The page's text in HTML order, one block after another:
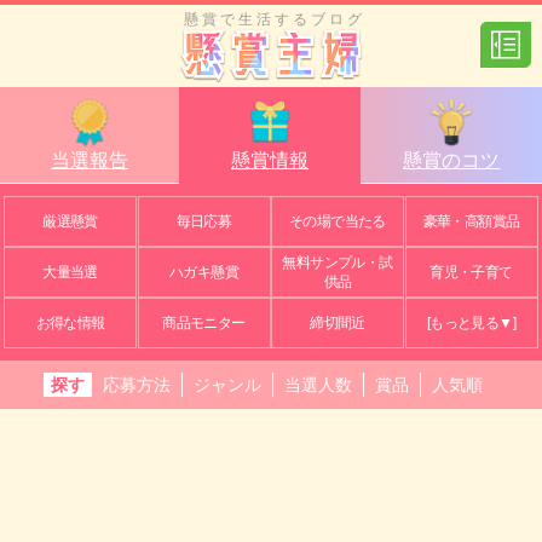
懸賞で生活するブログ
当選報告 懸賞情報 懸賞のコツ
厳選懸賞 毎日応募 その場で当たる 豪華・高額賞品
大量当選 ハガキ懸賞
無料サンプル・試
供品
育児・子育て
お得な情報 商品モニター 締切間近 [もっと見る▼]
探す 応募方法 ジャンル 当選人数 賞品 人気順